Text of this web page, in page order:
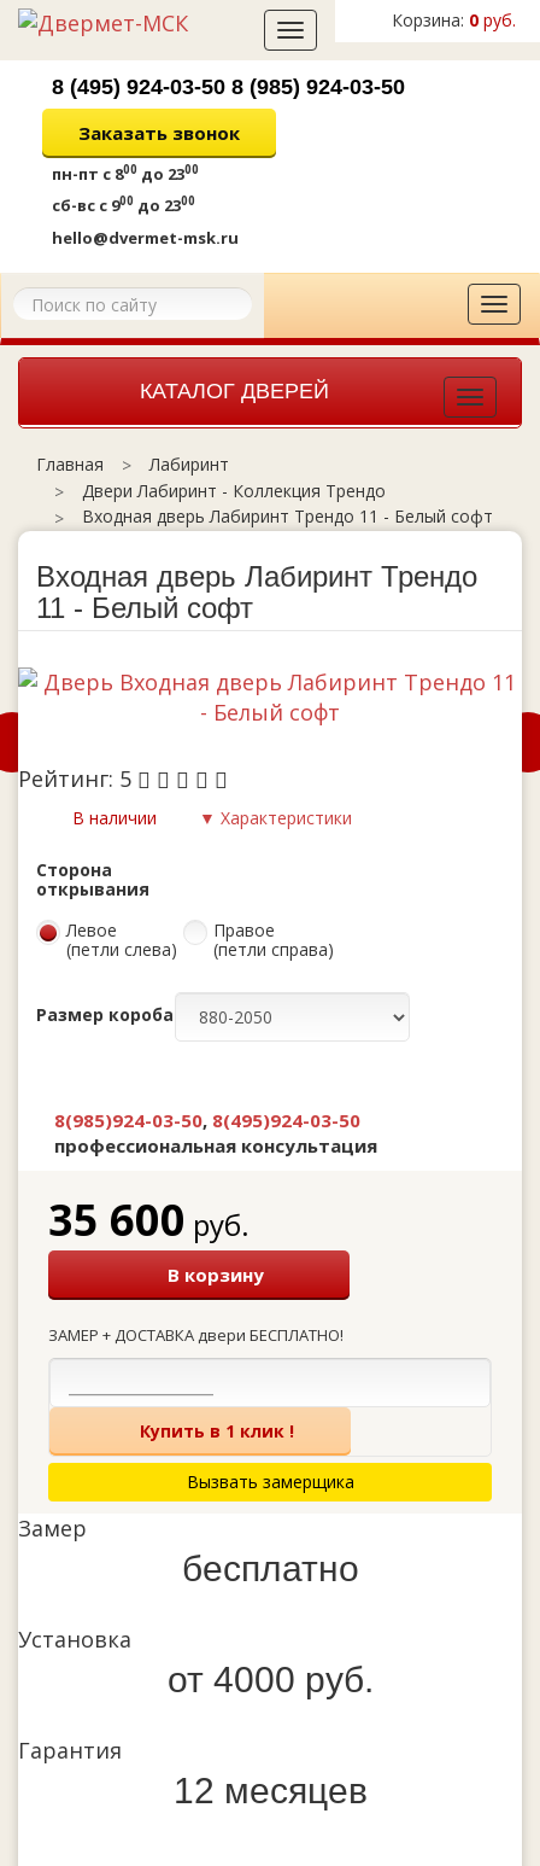
Корзина: 0 руб.
Toggle
navigation
8 (495) 924-03-50 8 (985) 924-03-50
Заказать звонок
пн-пт с 800 до 2300
сб-вс с 900 до 2300
hello@dvermet-msk.ru
КАТАЛОГ ДВЕРЕЙ
Toggle
Главная
Лабиринт
Двери Лабиринт - Коллекция Трендо
Входная дверь Лабиринт Трендо 11 - Белый софт
Входная дверь Лабиринт Трендо
11 - Белый софт
Рейтинг: 5
В наличии ▼ Характеристики
Сторона
открывания
Левое
(петли слева)
Правое
(петли справа)
Размер короба
8(985)924-03-50, 8(495)924-03-50
профессиональная консультация
35 600 руб.
В корзину
ЗАМЕР + ДОСТАВКА двери БЕСПЛАТНО!
Купить в 1 клик !
Вызвать замерщика
Замер
бесплатно
Установка
от 4000 руб.
Гарантия
12 месяцев